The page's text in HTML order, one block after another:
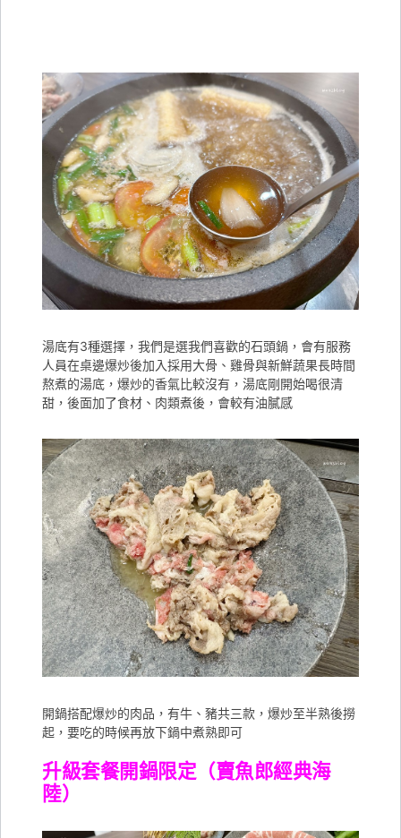
湯底有3種選擇，我們是選我們喜歡的石頭鍋，會有服務
人員在桌邊爆炒後加入採用大骨、雞骨與新鮮蔬果長時間
熬煮的湯底，爆炒的香氣比較沒有，湯底剛開始喝很清
甜，後面加了食材、肉類煮後，會較有油膩感
開鍋搭配爆炒的肉品，有牛、豬共三款，爆炒至半熟後撈
起，要吃的時候再放下鍋中煮熟即可
升級套餐開鍋限定（賣魚郎經典海
陸）